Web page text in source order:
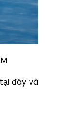
đây và